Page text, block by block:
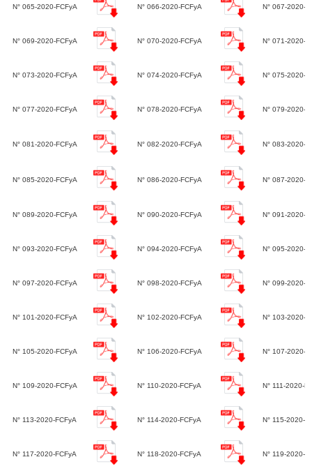
N° 065-2020-FCFyA N° 066-2020-FCFyA N° 067-2020-
N° 069-2020-FCFyA N° 070-2020-FCFyA N° 071-2020-
N° 073-2020-FCFyA N° 074-2020-FCFyA N° 075-2020-
N° 077-2020-FCFyA N° 078-2020-FCFyA N° 079-2020-
N° 081-2020-FCFyA N° 082-2020-FCFyA N° 083-2020-
N° 085-2020-FCFyA N° 086-2020-FCFyA N° 087-2020-
N° 089-2020-FCFyA N° 090-2020-FCFyA N° 091-2020-
N° 093-2020-FCFyA N° 094-2020-FCFyA N° 095-2020-
N° 097-2020-FCFyA N° 098-2020-FCFyA N° 099-2020-
N° 101-2020-FCFyA N° 102-2020-FCFyA N° 103-2020-
N° 105-2020-FCFyA N° 106-2020-FCFyA N° 107-2020-
N° 109-2020-FCFyA N° 110-2020-FCFyA N° 111-2020-
N° 113-2020-FCFyA N° 114-2020-FCFyA N° 115-2020-
N° 117-2020-FCFyA N° 118-2020-FCFyA N° 119-2020-